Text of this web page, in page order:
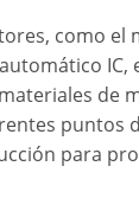
como el
IC,
de
puntos
para